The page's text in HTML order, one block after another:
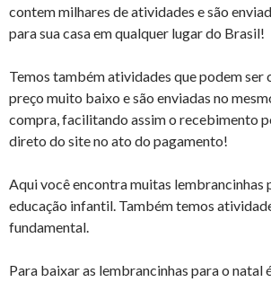
contem milhares de atividades e são
para sua casa em qualquer lugar do Brasil!
Temos também atividades que podem ser
preço muito baixo e são enviadas no
compra, facilitando assim o recebimento
direto do site no ato do pagamento!
Aqui você encontra muitas lembrancinhas
educação infantil. Também temos
fundamental.
Para baixar as lembrancinhas para o natal